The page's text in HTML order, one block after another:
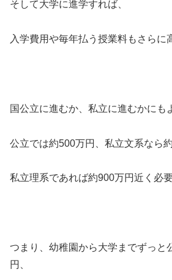
そして大学に進学すれば、
入学費用や毎年払う授業料もさらに
国公立に進むか、私立に進むかにも
公立では約500万円、私立文系なら約
私立理系であれば約900万円近く必
つまり、幼稚園から大学までずっと
円、